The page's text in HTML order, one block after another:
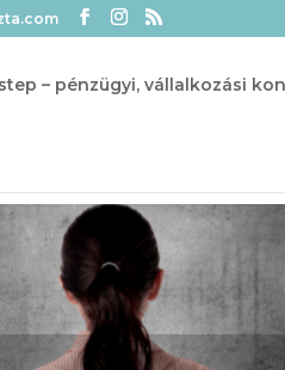
– pénzügyi, vállalkozási